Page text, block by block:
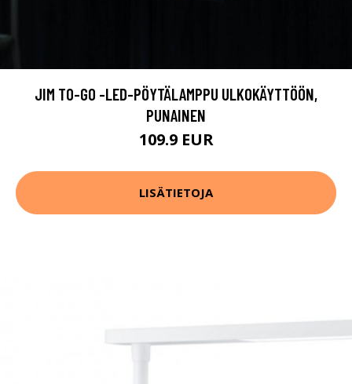
JIM TO-GO -LED-PÖYTÄLAMPPU ULKOKÄYTTÖÖN,
PUNAINEN
109.9 EUR
LISÄTIETOJA